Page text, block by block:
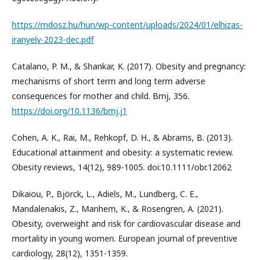
https://mdosz.hu/hun/wp-content/uploads/2024/01/elhizas-
iranyelv-2023-dec.pdf
Catalano, P. M., & Shankar, K. (2017). Obesity and pregnancy:
mechanisms of short term and long term adverse
consequences for mother and child. Bmj, 356.
https://doi.org/10.1136/bmj.j1
Cohen, A. K., Rai, M., Rehkopf, D. H., & Abrams, B. (2013).
Educational attainment and obesity: a systematic review.
Obesity reviews, 14(12), 989-1005. doi:10.1111/obr.12062
Dikaiou, P., Björck, L., Adiels, M., Lundberg, C. E.,
Mandalenakis, Z., Manhem, K., & Rosengren, A. (2021).
Obesity, overweight and risk for cardiovascular disease and
mortality in young women. European journal of preventive
cardiology, 28(12), 1351-1359.